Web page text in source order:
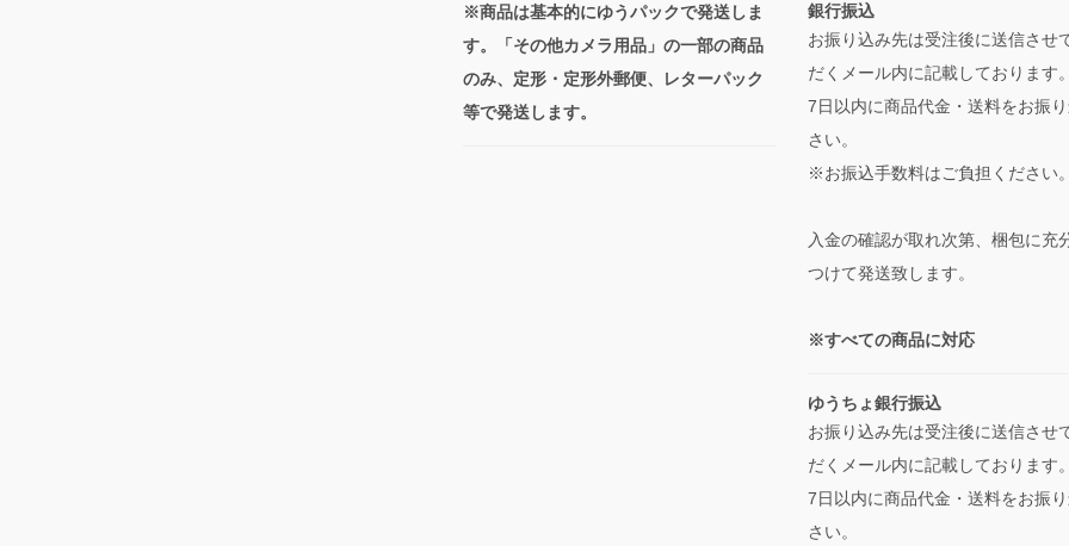
※商品は基本的にゆうパックで発送しま
す。「その他カメラ用品」の一部の商品
のみ、定形・定形外郵便、レターパック
等で発送します。
銀行振込
お振り込み先は受注後に送信させ
だくメール内に記載しております。
7日以内に商品代金・送料をお振
さい。
※お振込手数料はご負担ください。
入金の確認が取れ次第、梱包に充
つけて発送致します。
※すべての商品に対応
ゆうちょ銀行振込
お振り込み先は受注後に送信させ
だくメール内に記載しております。
7日以内に商品代金・送料をお振
さい。